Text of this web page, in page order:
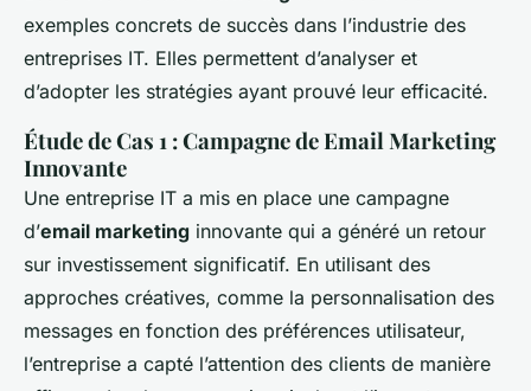
exemples concrets de succès dans l’industrie des
entreprises IT. Elles permettent d’analyser et
d’adopter les stratégies ayant prouvé leur efficacité.
Étude de Cas 1 : Campagne de Email Marketing
Innovante
Une entreprise IT a mis en place une campagne
d’email marketing innovante qui a généré un retour
sur investissement significatif. En utilisant des
approches créatives, comme la personnalisation des
messages en fonction des préférences utilisateur,
l’entreprise a capté l’attention des clients de manière